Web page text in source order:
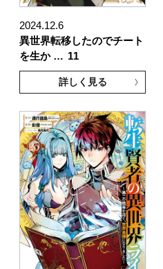
2024.12.6
異世界転移したのでチート
を生か … 11
詳しく見る